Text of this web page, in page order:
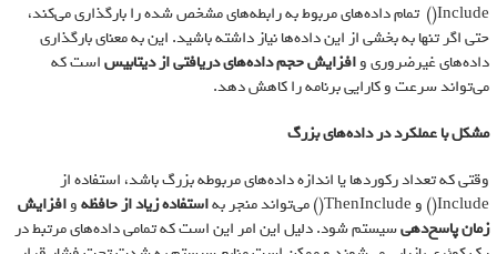
Include() تمام داده‌های مربوط به رابطه‌های مشخص شده را بارگذاری می‌کند،
حتی اگر تنها به بخشی از این داده‌ها نیاز داشته باشید. این به معنای بارگذاری
داده‌های غیرضروری وافزایش حجم داده‌های دریافتی از دیتابیساست که
می‌تواند سرعت و کارایی برنامه را کاهش دهد.
مشکل با عملکرد در داده‌های بزرگ
وقتی که تعداد رکوردها یا اندازه داده‌های مربوطه بزرگ باشد، استفاده از
Include() و ThenInclude() می‌تواند منجر به
استفاده زیاد از حافظهوافزایش
زمان پاسخ‌دهیسیستم شود. دلیل این امر این است که تمامی داده‌های مرتبط در